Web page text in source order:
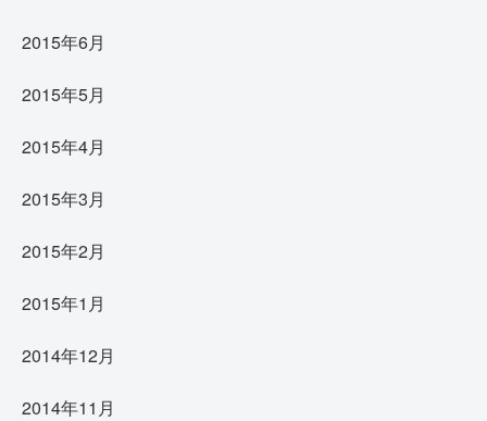
2015年6月
2015年5月
2015年4月
2015年3月
2015年2月
2015年1月
2014年12月
2014年11月